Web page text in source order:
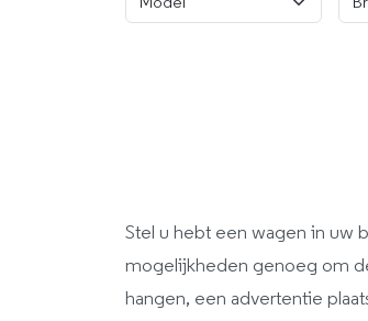
Stel u hebt een wagen in uw
mogelijkheden genoeg om
hangen, een advertentie